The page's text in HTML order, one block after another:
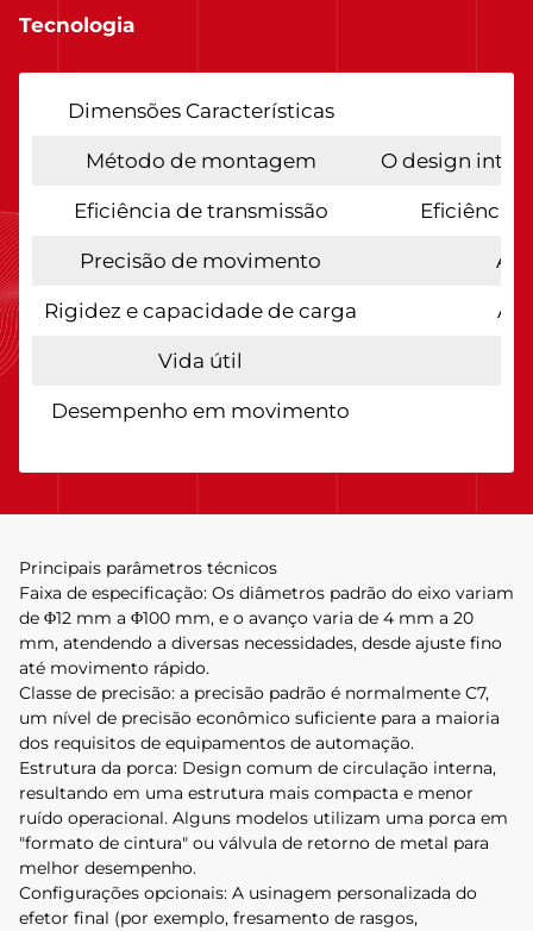
Tecnologia
Dimensões Características
Método de montagem
O design
Eficiência de transmissão
Eficiência
Precisão de movimento
Rigidez e capacidade de carga
A
Vida útil
Desempenho em movimento
Principais parâmetros técnicos
Faixa de especificação: Os diâmetros padrão do eixo variam
de Φ12 mm a Φ100 mm, e o avanço varia de 4 mm a 20
mm, atendendo a diversas necessidades, desde ajuste fino
até movimento rápido.
Classe de precisão: a precisão padrão é normalmente C7,
um nível de precisão econômico suficiente para a maioria
dos requisitos de equipamentos de automação.
Estrutura da porca: Design comum de circulação interna,
resultando em uma estrutura mais compacta e menor
ruído operacional. Alguns modelos utilizam uma porca em
"formato de cintura" ou válvula de retorno de metal para
melhor desempenho.
Configurações opcionais: A usinagem personalizada do
efetor final (por exemplo, fresamento de rasgos,